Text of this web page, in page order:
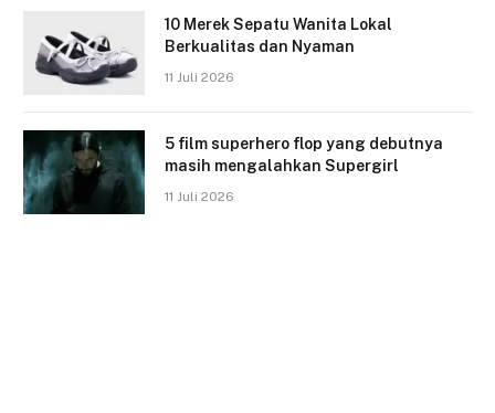
10 Merek Sepatu Wanita Lokal
Berkualitas dan Nyaman
11 Juli 2026
5 film superhero flop yang debutnya
masih mengalahkan Supergirl
11 Juli 2026